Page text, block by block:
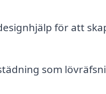
för att
som